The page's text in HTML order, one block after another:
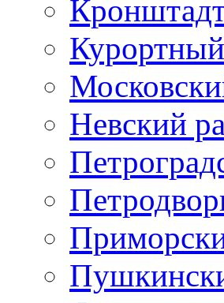
Невский